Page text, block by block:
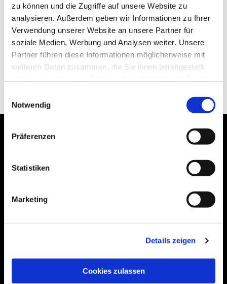
zu können und die Zugriffe auf unsere Website zu
analysieren. Außerdem geben wir Informationen zu Ihrer
Verwendung unserer Website an unsere Partner für
soziale Medien, Werbung und Analysen weiter. Unsere
Partner führen diese Informationen möglicherweise mit
weiteren Daten zusammen, die Sie ihnen bereitgestellt
Notwendig
Präferenzen
Statistiken
Marketing
Details zeigen
Cookies zulassen
Bogenstraße 4A
um diese Karte anzuzeigen.
Accept cookies